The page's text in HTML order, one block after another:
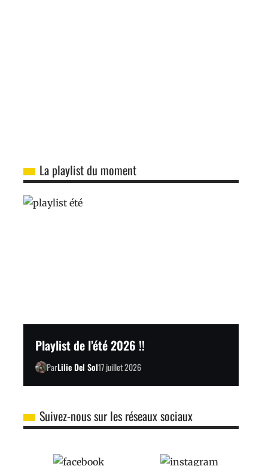
La playlist du moment
Playlist de l’été 2026 !!
ParLilie Del Sol17 juillet 2026
Suivez-nous sur les réseaux sociaux